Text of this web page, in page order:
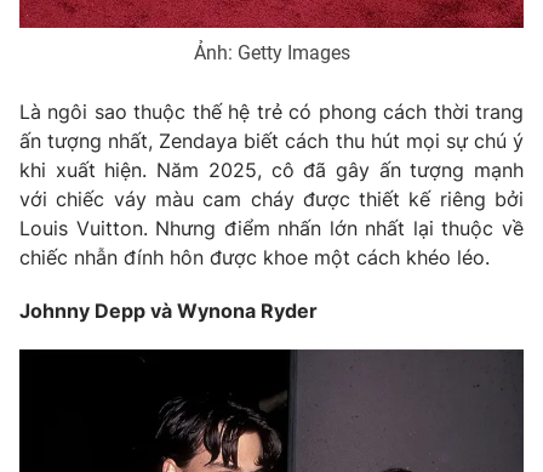
Ảnh: Getty Images
Là ngôi sao thuộc thế hệ trẻ có phong cách thời trang
ấn tượng nhất, Zendaya biết cách thu hút mọi sự chú ý
khi xuất hiện. Năm 2025, cô đã gây ấn tượng mạnh
với chiếc váy màu cam cháy được thiết kế riêng bởi
Louis Vuitton. Nhưng điểm nhấn lớn nhất lại thuộc về
chiếc nhẫn đính hôn được khoe một cách khéo léo.
Johnny Depp và Wynona Ryder